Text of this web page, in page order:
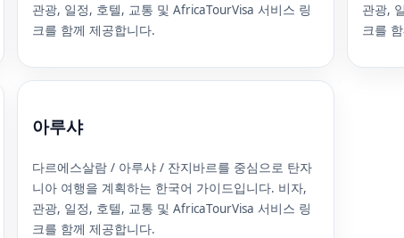
관광, 일정, 호텔, 교통 및 AfricaTourVisa 서비스 링
크를 함께 제공합니다.
관광,
크를
아루샤
다르에스살람 / 아루샤 / 잔지바르를 중심으로 탄자
니아 여행을 계획하는 한국어 가이드입니다. 비자,
관광, 일정, 호텔, 교통 및 AfricaTourVisa 서비스 링
크를 함께 제공합니다.